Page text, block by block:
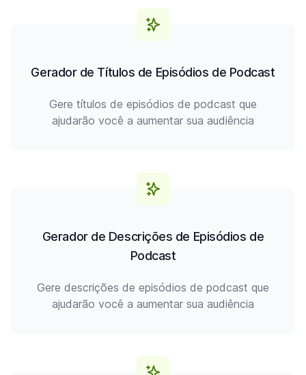
Gerador de Títulos de Episódios de Podcast
Gere títulos de episódios de podcast que
ajudarão você a aumentar sua audiência
Gerador de Descrições de Episódios de
Podcast
Gere descrições de episódios de podcast que
ajudarão você a aumentar sua audiência